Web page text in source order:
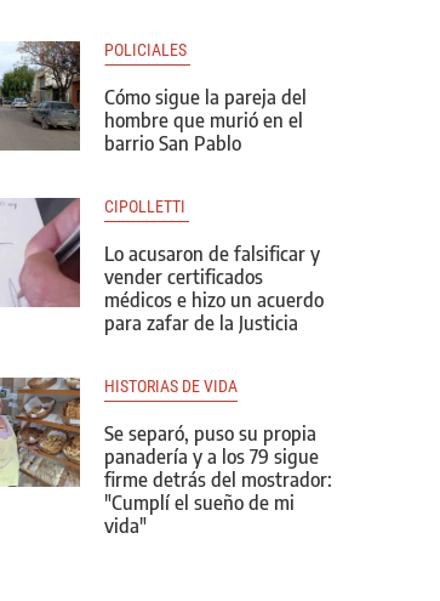
POLICIALES
Cómo sigue la pareja del
hombre que murió en el
barrio San Pablo
CIPOLLETTI
Lo acusaron de falsificar y
vender certificados
médicos e hizo un acuerdo
para zafar de la Justicia
HISTORIAS DE VIDA
Se separó, puso su propia
panadería y a los 79 sigue
firme detrás del mostrador:
"Cumplí el sueño de mi
vida"